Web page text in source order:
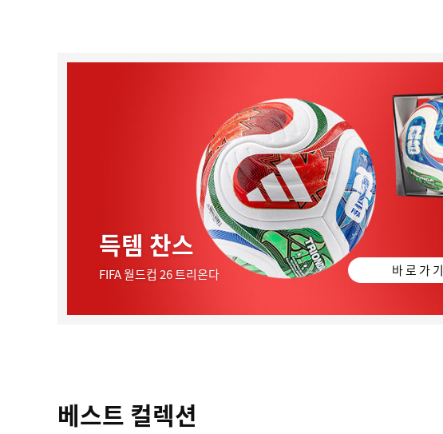
득템 찬스
FIFA 월드컵 26 트리온다 바 로 가 기
베스트 컬렉션